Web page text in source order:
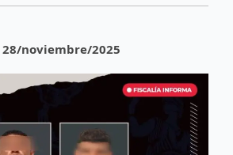
28/noviembre/2025